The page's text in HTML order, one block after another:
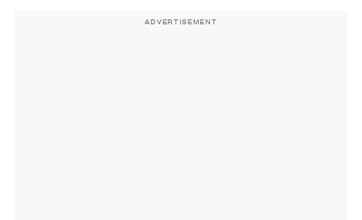
ADVERTISEMENT